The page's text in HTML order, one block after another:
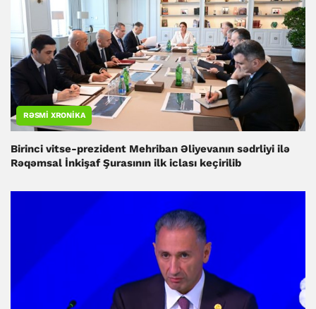
RƏSMI XRONIKA
Birinci vitse-prezident Mehriban Əliyevanın sədrliyi ilə
Rəqəmsal İnkişaf Şurasının ilk iclası keçirilib